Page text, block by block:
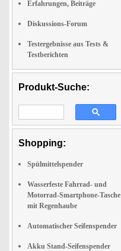
Erfahrungen, Beiträge
Diskussions-Forum
Testergebnisse aus Tests &
Testberichten
Produkt-Suche:
Shopping:
Spülmittelspender
Wasserfeste Fahrrad- und
Motorrad-Smartphone-Tasche
mit Regenhaube
Automatischer Seifenspender
Akku Stand-Seifenspender